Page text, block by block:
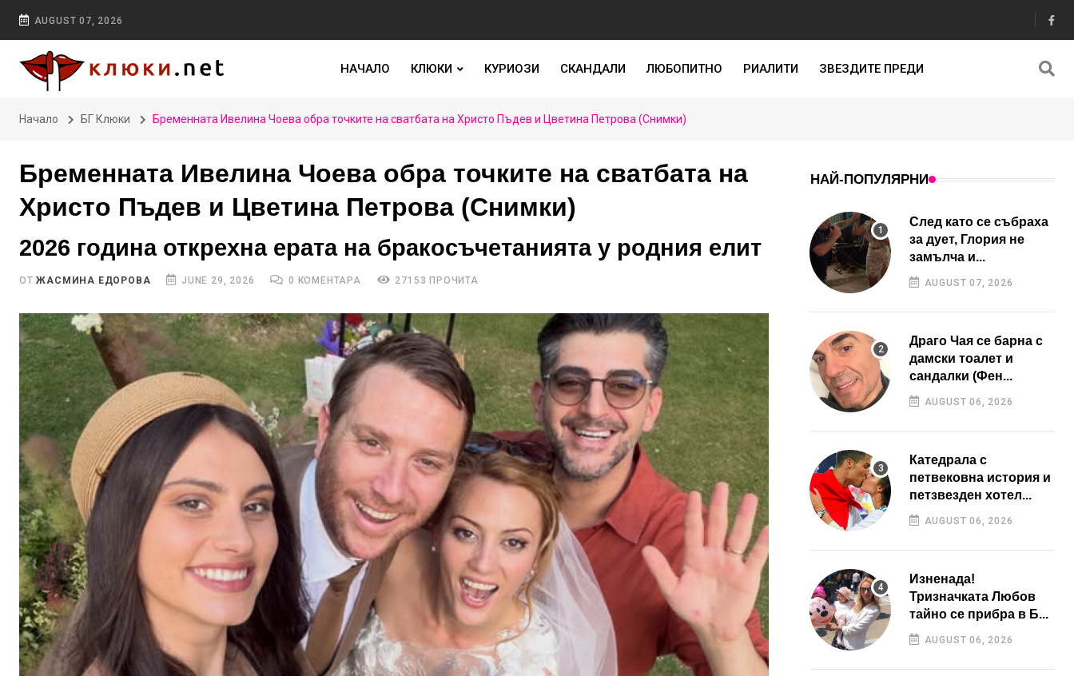
AUGUST 07, 2026
НАЧАЛО КЛЮКИ КУРИОЗИ СКАНДАЛИ ЛЮБОПИТНО РИАЛИТИ ЗВЕЗДИТЕ ПРЕДИ
Начало БГ Клюки Бременната Ивелина Чоева обра точките на сватбата на Христо Пъдев и Цветина Петрова (Снимки)
Бременната Ивелина Чоева обра точките на сватбата на
Христо Пъдев и Цветина Петрова (Снимки)
2026 година открехна ерата на бракосъчетанията у родния елит
ОТЖАСМИНА ЕДОРОВА JUNE 29, 2026 0 КОМЕНТАРА 27153 ПРОЧИТА
НАЙ-ПОПУЛЯРНИ
След като се събраха
за дует, Глория не
замълча и...
AUGUST 07, 2026
Драго Чая се барна с
дамски тоалет и
сандалки (Фен...
AUGUST 06, 2026
Катедрала с
петвековна история и
петзвезден хотел...
AUGUST 06, 2026
Изненада!
Тризначката Любов
тайно се прибра в Б...
AUGUST 06, 2026